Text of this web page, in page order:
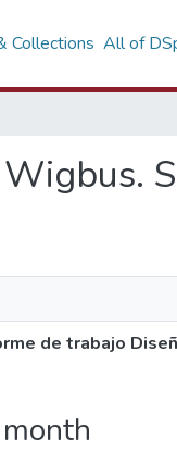
Collections All of
de trabajo